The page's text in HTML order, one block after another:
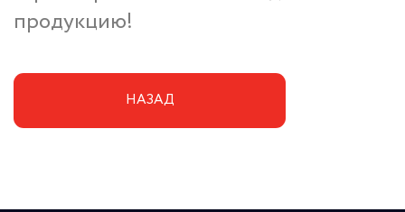
продукцию!
НАЗАД